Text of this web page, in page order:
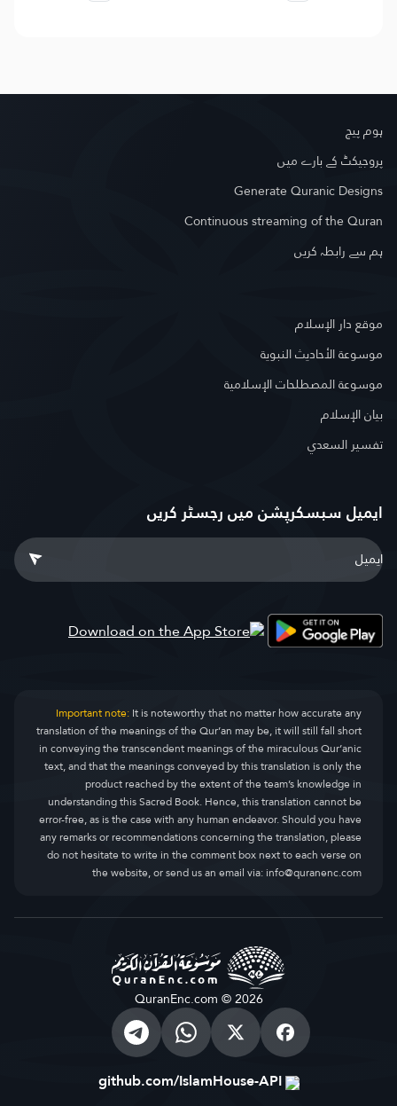
ہوم پیج
پروجیکٹ کے بارے میں
Generate Quranic Designs
Continuous streaming of the Quran
ہم سے رابطہ کریں
موقع دار الإسلام
موسوعة الأحاديث النبوية
موسوعة المصطلحات الإسلامية
بيان الإسلام
تفسير السعدي
ایمیل سبسکرپشن میں رجسٹر کریں
Important note:It is noteworthy that no matter how accurate any
translation of the meanings of the Qur’an may be, it will still fall short
in conveying the transcendent meanings of the miraculous Qur’anic
text, and that the meanings conveyed by this translation is only the
product reached by the extent of the team’s knowledge in
understanding this Sacred Book. Hence, this translation cannot be
error-free, as is the case with any human endeavor. Should you have
any remarks or recommendations concerning the translation, please
do not hesitate to write in the comment box next to each verse on
the website, or send us an email via:info@quranenc.com
QuranEnc.com © 2026
github.com/IslamHouse-API